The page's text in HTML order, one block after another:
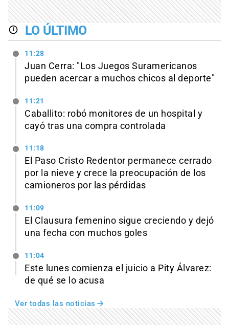
LO ÚLTIMO
11:28
Juan Cerra: "Los Juegos Suramericanos
pueden acercar a muchos chicos al deporte"
11:21
Caballito: robó monitores de un hospital y
cayó tras una compra controlada
11:18
El Paso Cristo Redentor permanece cerrado
por la nieve y crece la preocupación de los
camioneros por las pérdidas
11:09
El Clausura femenino sigue creciendo y dejó
una fecha con muchos goles
11:04
Este lunes comienza el juicio a Pity Álvarez:
de qué se lo acusa
Ver todas las noticias